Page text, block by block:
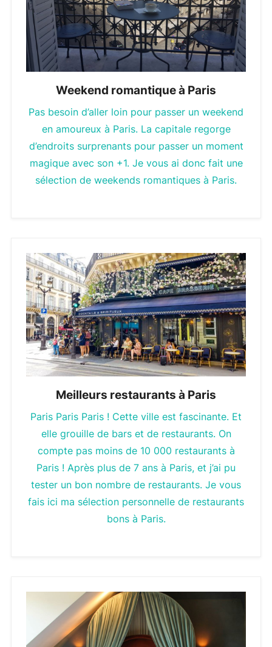
Weekend romantique à Paris
Pas besoin d’aller loin pour passer un weekend
en amoureux à Paris. La capitale regorge
d’endroits surprenants pour passer un moment
magique avec son +1. Je vous ai donc fait une
sélection de weekends romantiques à Paris.
Meilleurs restaurants à Paris
Paris Paris Paris ! Cette ville est fascinante. Et
elle grouille de bars et de restaurants. On
compte pas moins de 10 000 restaurants à
Paris ! Après plus de 7 ans à Paris, et j’ai pu
tester un bon nombre de restaurants. Je vous
fais ici ma sélection personnelle de restaurants
bons à Paris.